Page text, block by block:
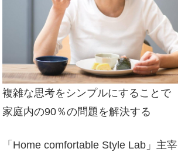
複雑な思考をシンプルにすることで
家庭内の90％の問題を解決する
「Home comfortable Style Lab」主宰